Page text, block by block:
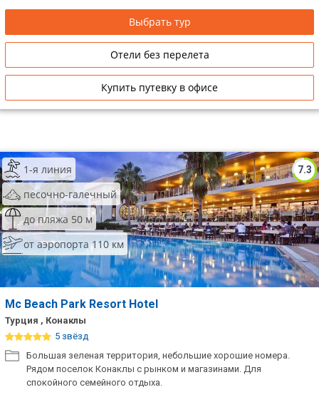
Выбрать тур
Отели без перелета
Купить путевку в офисе
7.3
1-я линия
песочно-галечный
до пляжа 50 м
от аэропорта 110 км
Mc Beach Park Resort Hotel
Турция , Конаклы
5 звёзд
Большая зеленая территория, небольшие хорошие номера.
Рядом поселок Конаклы с рынком и магазинами. Для
спокойного семейного отдыха.